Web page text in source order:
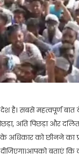
है। सबसे महत्वपूर्ण
अति पिछड़ा और
को छीनने का
बताएं